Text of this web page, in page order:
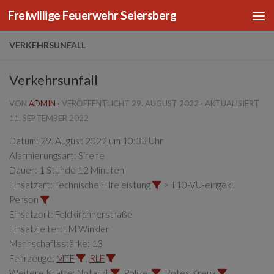
Zum Inhalt springen
Freiwillige Feuerwehr Seiersberg
VERKEHRSUNFALL
Verkehrsunfall
VON ADMIN · VERÖFFENTLICHT 29. AUGUST 2022 · AKTUALISIERT
11. SEPTEMBER 2022
Datum: 29. August 2022 um 10:33 Uhr
Alarmierungsart: Sirene
Dauer: 1 Stunde 12 Minuten
Einsatzart: Technische Hilfeleistung
> T10-VU-eingekl.
Person
Einsatzort: Feldkirchnerstraße
Einsatzleiter: LM Winkler
Mannschaftsstärke: 13
Fahrzeuge: MTF
RLF